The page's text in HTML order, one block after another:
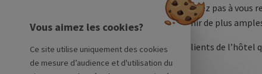
N’hésitez pas à vous
obtenir de plus
Les clients de
Vous aimez les cookies?
Ce site utilise uniquement des cookies
de mesure d’audience et d'utilisation du